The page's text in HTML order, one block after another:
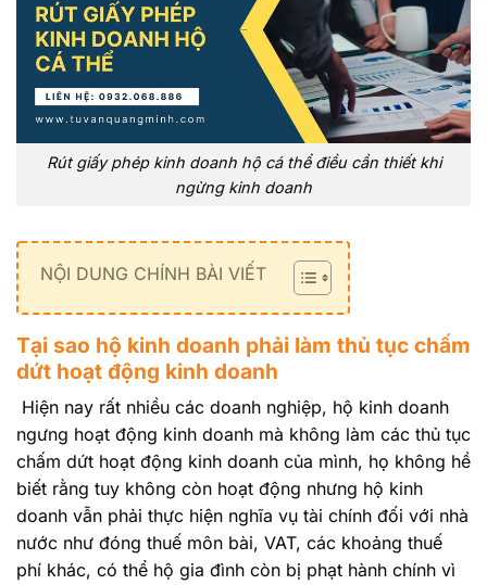
Rút giấy phép kinh doanh hộ cá thể điều cần thiết khi
ngừng kinh doanh
NỘI DUNG CHÍNH BÀI VIẾT
Tại sao hộ kinh doanh phải làm thủ tục chấm
dứt hoạt động kinh doanh
Hiện nay rất nhiều các doanh nghiệp, hộ kinh doanh
ngưng hoạt động kinh doanh mà không làm các thủ tục
chấm dứt hoạt động kinh doanh của mình, họ không hề
biết rằng tuy không còn hoạt động nhưng hộ kinh
doanh vẫn phải thực hiện nghĩa vụ tài chính đối với nhà
nước như đóng thuế môn bài, VAT, các khoảng thuế
phí khác, có thể hộ gia đình còn bị phạt hành chính vì